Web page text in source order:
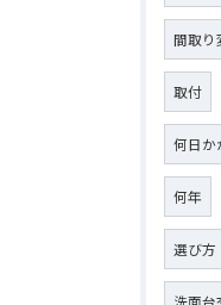
間取り
取付
何日か
何年
選び方